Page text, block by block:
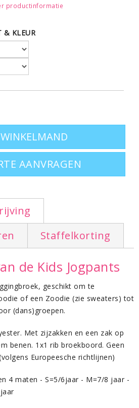
aan de broek (volgens
en 4 maten - S=5/6jaar - M=7/8
13 jaar
productinformatie
& KLEUR
AANVRAGEN
Staffelkorting
de Kids Jogpants
geschikt om te
of een Zoodie (zie sweaters) tot
(dans)groepen.
Met zijzakken en een zak op
benen. 1x1 rib broekboord. Geen
Europeesche richtlijnen)
4 maten - S=5/6jaar - M=7/8 jaar -